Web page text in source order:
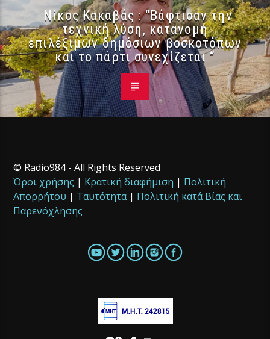
Νίκος Κακαβάς : “Βάφτισαν την
τεχνική λύση, κατανομή
επιλέξιμων δημόσιων βοσκοτόπων
και το πάρτι συνεχίζεται “
© Radio984 - All Rights Reserved
Όροι χρήσης | Κρατική διαφήμιση | Πολιτική
Απορρήτου | Ταυτότητα| Πολιτική κατά Βίας και
Παρενόχλησης